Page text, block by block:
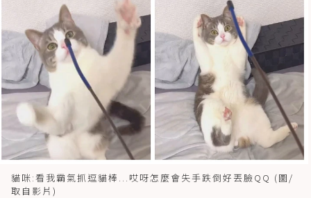
貓咪:看我霸氣抓逗貓棒...哎呀怎麼會失手跌倒好丟臉QQ (圖/
取自影片)